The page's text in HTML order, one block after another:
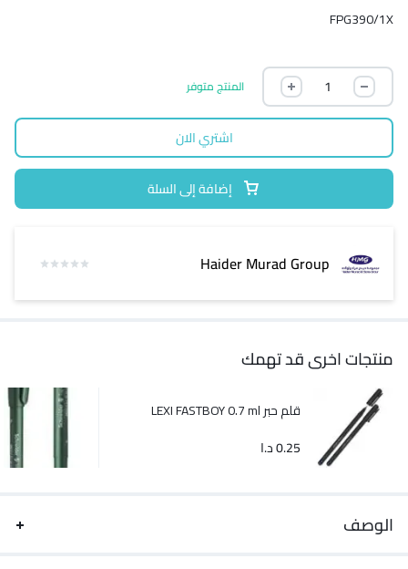
FPG390/1X
المنتج متوفر
إضافة إلى السلة
اشتري الان
Haider Murad Group
منتجات اخرى قد تهمك
قلم حبر LEXI FASTBOY 0.7 ml
0.25د.ا
الوصف